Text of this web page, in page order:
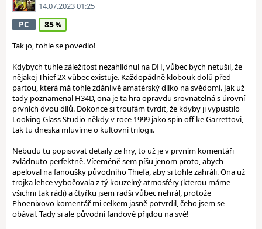
14.07.2023 01:25
PC 85
Tak jo, tohle se povedlo!
Kdybych tuhle záležitost nezahlídnul na DH, vůbec bych netušil, že
nějakej Thief 2X vůbec existuje. Každopádně klobouk dolů před
partou, která má tohle zdánlivě amatérský dílko na svědomí. Jak už
tady poznamenal H34D, ona je ta hra opravdu srovnatelná s úrovní
prvních dvou dílů. Dokonce si troufám tvrdit, že kdyby ji vypustilo
Looking Glass Studio někdy v roce 1999 jako spin off ke Garrettovi,
tak tu dneska mluvíme o kultovní trilogii.
Nebudu tu popisovat detaily ze hry, to už je v prvním komentáři
zvládnuto perfektně. Víceméně sem píšu jenom proto, abych
apeloval na fanoušky původního Thiefa, aby si tohle zahráli. Ona už
trojka lehce vybočovala z tý kouzelný atmosféry (kterou máme
všichni tak rádi) a čtyřku jsem radši vůbec nehrál, protože
Phoenixovo komentář mi celkem jasně potvrdil, čeho jsem se
obával. Tady si ale původní fandové přijdou na své!